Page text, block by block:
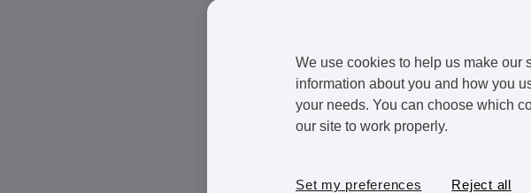
Weise beeinflussen.
Solche Beschwerden, besonders im Fall von
können zu Symptomen führen mit denen man
online bekommen können.
We use cookies to help us make our
information about you and how you
your needs. You can choose which
our site to work properly.
Set my preferences Reject all